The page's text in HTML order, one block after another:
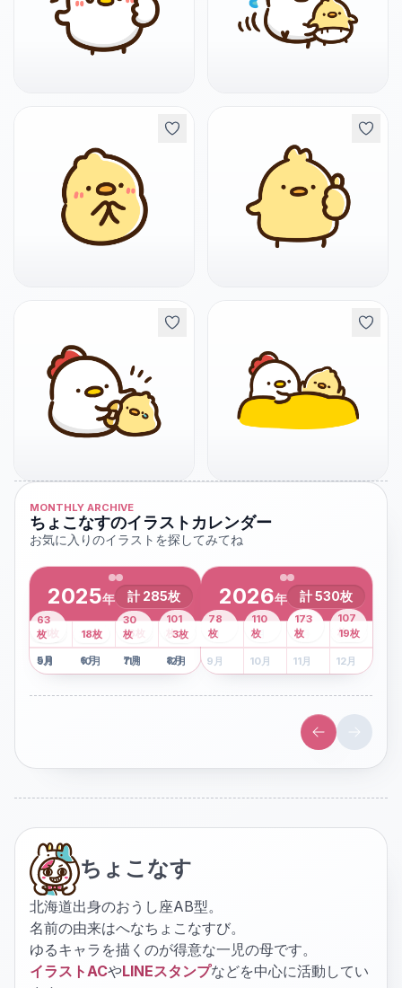
MONTHLY ARCHIVE
ちょこなすのイラストカレンダー
お気に入りのイラストを探してみてね
2025年 計 285枚
1月
2枚 2月 3月 4月
8枚
5月
41 枚
6月
13枚
7月
6枚
8月
101
枚
9月
63
枚
10月
18枚
11月
30
枚
12月
3枚
2026年 計530枚
1月 2月 3月
43
枚
4月
107
枚
5 月
78
枚
6月
110
枚
7月
173
枚
8月
19枚
9 月 10月 11月 12月
ちょこなす
北海道出身のおうし座AB型。
名前の由来はへなちょこなすび。
ゆるキャラを描くのが得意な一児の母です。
イラストACやLINEスタンプなどを中心に活動してい